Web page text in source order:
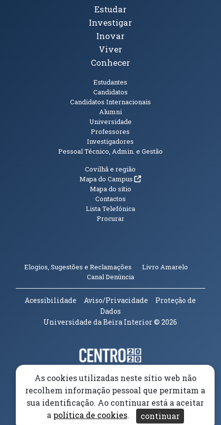
Tópicos Principais
Estudar
Investigar
Inovar
Viver
Conhecer
Estudantes
Candidatos
Candidatos Internacionais
Alumni
Universidade
Professores
Investigadores
Pessoal Técnico, Admin. e Gestão
Informações Adicionais
Covilhã e região
Mapa do Campus(abre em nova janela)
Mapa do sítio
Contactos
Lista Telefónica
Procurar
Elogios, Sugestões e Reclamações Livro Amarelo
Canal Denúncia(abre em nova janela)
Acessibilidade Aviso/Privacidade
Proteção de
Dados
Universidade da Beira Interior© 2026
Parceiros e Financiadores
(abre em nova janela)
(abre em nova janela)
(abre em nova janela)
As cookies utilizadas neste sítio web não
recolhem informação pessoal que permitam a
sua identificação. Ao continuar está a aceitar
a política de cookies. continuar